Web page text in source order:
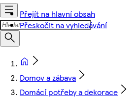
Přejít na hlavní obsah
Přeskočit na vyhledávání
Domov a zábava
Domácí potřeby a dekorace